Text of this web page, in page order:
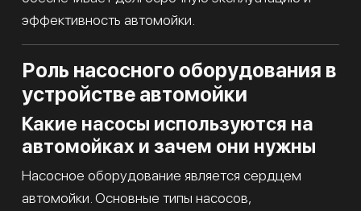
эффективность автомойки.
Роль насосного оборудования в
устройстве автомойки
Какие насосы используются на
автомойках и зачем они нужны
Насосное оборудование является сердцем
автомойки. Основные типы насосов,